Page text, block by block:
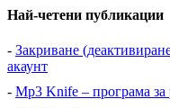
Най-четени публикации
- Закриване
акаунт
- Mp3 Knife – програма за